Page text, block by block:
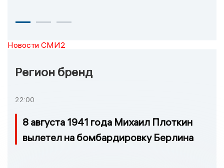
Новости СМИ2
Регион бренд
22:00
8 августа 1941 года Михаил Плоткин
вылетел на бомбардировку Берлина